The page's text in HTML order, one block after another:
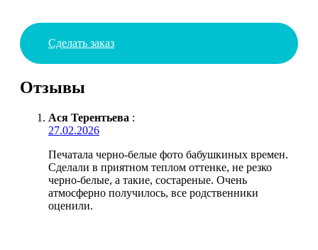
Сделать заказ
Отзывы
Ася Терентьева :
27.02.2026
Печатала черно-белые фото бабушкиных времен.
Сделали в приятном теплом оттенке, не резко
черно-белые, а такие, состареные. Очень
атмосферно получилось, все родственники
оценили.